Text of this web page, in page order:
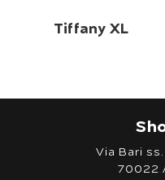
Tiffany XL
Via Bari
70022